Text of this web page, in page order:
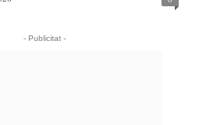
- Publicitat -